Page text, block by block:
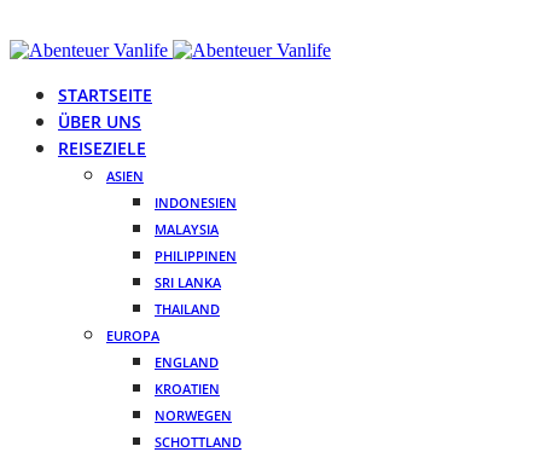
STARTSEITE
ÜBER UNS
REISEZIELE
ASIEN
INDONESIEN
MALAYSIA
PHILIPPINEN
SRI LANKA
THAILAND
EUROPA
ENGLAND
KROATIEN
NORWEGEN
SCHOTTLAND